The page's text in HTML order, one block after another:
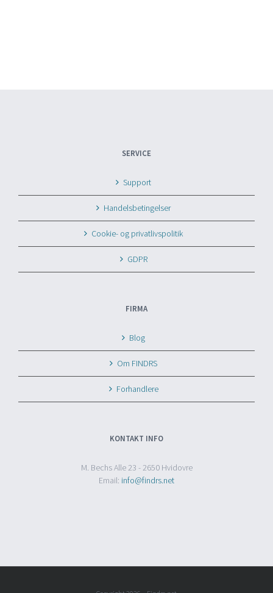
SERVICE
Support
Handelsbetingelser
Cookie- og privatlivspolitik
GDPR
FIRMA
Blog
Om FINDRS
Forhandlere
KONTAKT INFO
M. Bechs Alle 23 - 2650 Hvidovre
Email: info@findrs.net